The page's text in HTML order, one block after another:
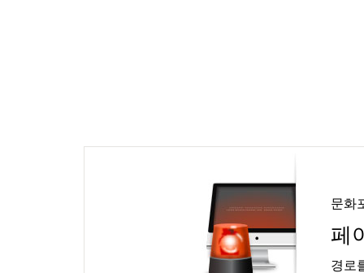
문화
페
경로